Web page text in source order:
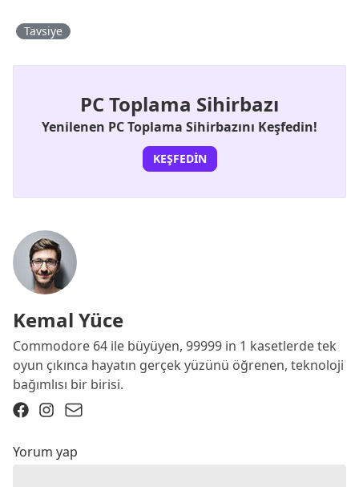
Tavsiye
PC Toplama Sihirbazı
Yenilenen PC Toplama Sihirbazını Keşfedin!
KEŞFEDIN
Kemal Yüce
Commodore 64 ile büyüyen, 99999 in 1 kasetlerde tek
oyun çıkınca hayatın gerçek yüzünü öğrenen, teknoloji
bağımlısı bir birisi.
Yorum yap